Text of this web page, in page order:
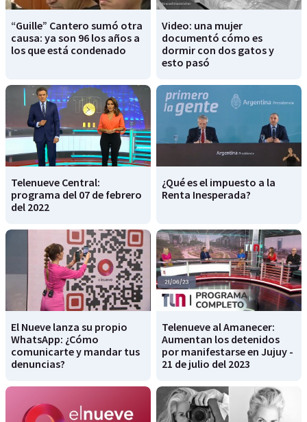
“Guille” Cantero sumó otra
causa: ya son 96 los años a
los que está condenado
Video: una mujer
documentó cómo es
dormir con dos gatos y
esto pasó
Telenueve Central:
programa del 07 de febrero
del 2022
¿Qué es el impuesto a la
Renta Inesperada?
El Nueve lanza su propio
WhatsApp: ¿Cómo
comunicarte y mandar tus
denuncias?
Telenueve al Amanecer:
Aumentan los detenidos
por manifestarse en Jujuy -
21 de julio del 2023